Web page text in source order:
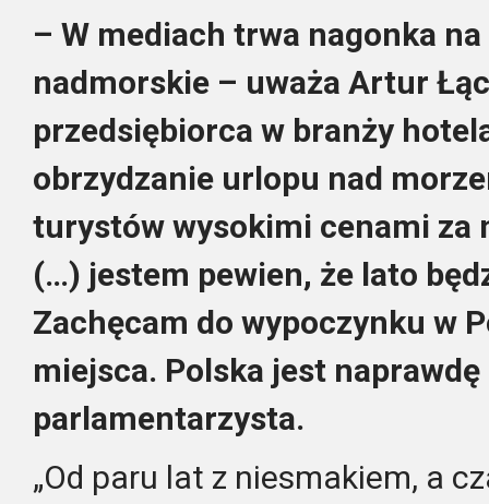
– W mediach trwa nagonka
nadmorskie – uważa Artur
przedsiębiorca w branży
obrzydzanie urlopu nad
turystów wysokimi cenami za
(…) jestem pewien, że lato
Zachęcam do wypoczynku w
miejsca. Polska jest
parlamentarzysta.
„Od paru lat z niesmakiem, a